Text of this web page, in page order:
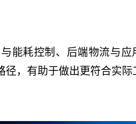
能耗控制、后端物流与
，有助于做出更符合实际